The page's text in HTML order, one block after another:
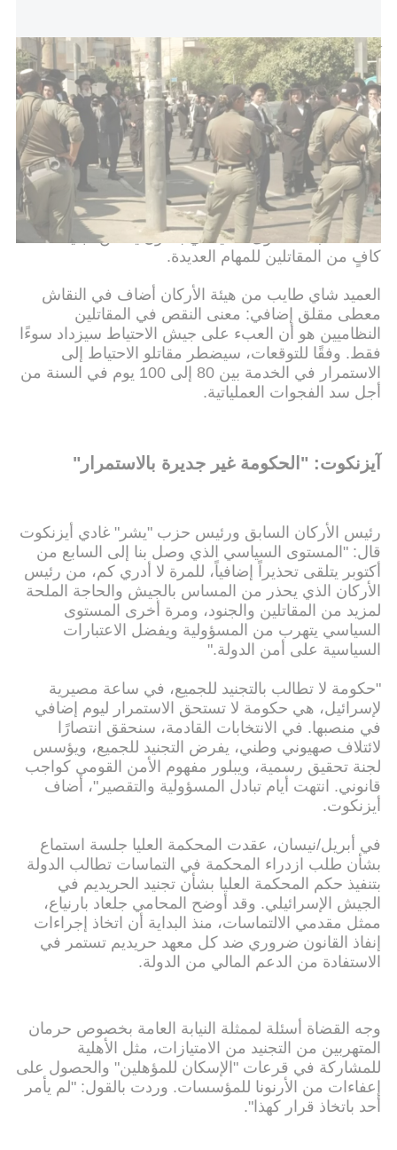
تصعيد داخل الائتلاف الحكومي: قانون التجنيد يفتح جبهة خلاف بين زامير
وكاتس
سيتم سحب آلاف المقاتلين الإضافيين من
الجيش الإسرائيلي، وسيَنهار جيش
الاحتياط إلى داخله.
وشدد على أنه لا يملي أي قانون تجنيد محدد للتقدم به،
لكنه طالب المستوى السياسي بقانون يضمن تجنيد عدد
كافٍ من المقاتلين للمهام العديدة.
العميد شاي طايب من هيئة الأركان أضاف في النقاش
معطى مقلق إضافي: معنى النقص في المقاتلين
النظاميين هو أن العبء على جيش الاحتياط سيزداد سوءًا
فقط. وفقًا للتوقعات، سيضطر مقاتلو الاحتياط إلى
الاستمرار في الخدمة بين 80 إلى 100 يوم في السنة من
أجل سد الفجوات العملياتية.
آيزنكوت: "الحكومة غير جديرة بالاستمرار"
رئيس الأركان السابق ورئيس حزب "يشر" غادي أيزنكوت
قال: "المستوى السياسي الذي وصل بنا إلى السابع من
أكتوبر يتلقى تحذيراً إضافياً، للمرة لا أدري كم، من رئيس
الأركان الذي يحذر من المساس بالجيش والحاجة الملحة
لمزيد من المقاتلين والجنود، ومرة أخرى المستوى
السياسي يتهرب من المسؤولية ويفضل الاعتبارات
السياسية على أمن الدولة."
"حكومة لا تطالب بالتجنيد للجميع، في ساعة مصيرية
لإسرائيل، هي حكومة لا تستحق الاستمرار ليوم إضافي
في منصبها. في الانتخابات القادمة، سنحقق انتصارًا
لائتلاف صهيوني وطني، يفرض التجنيد للجميع، ويؤسس
لجنة تحقيق رسمية، ويبلور مفهوم الأمن القومي كواجب
قانوني. انتهت أيام تبادل المسؤولية والتقصير"، أضاف
أيزنكوت.
في أبريل/نيسان، عقدت المحكمة العليا جلسة استماع
بشأن طلب ازدراء المحكمة في التماسات تطالب الدولة
بتنفيذ حكم المحكمة العليا بشأن تجنيد الحريديم في
الجيش الإسرائيلي. وقد أوضح المحامي جلعاد بارنياع،
ممثل مقدمي الالتماسات، منذ البداية أن اتخاذ إجراءات
إنفاذ القانون ضروري ضد كل معهد حريديم تستمر في
الاستفادة من الدعم المالي من الدولة.
وجه القضاة أسئلة لممثلة النيابة العامة بخصوص حرمان
المتهربين من التجنيد من الامتيازات، مثل الأهلية
للمشاركة في قرعات "الإسكان للمؤهلين" والحصول على
إعفاءات من الأرنونا للمؤسسات. وردت بالقول: "لم يأمر
أحد باتخاذ قرار كهذا".